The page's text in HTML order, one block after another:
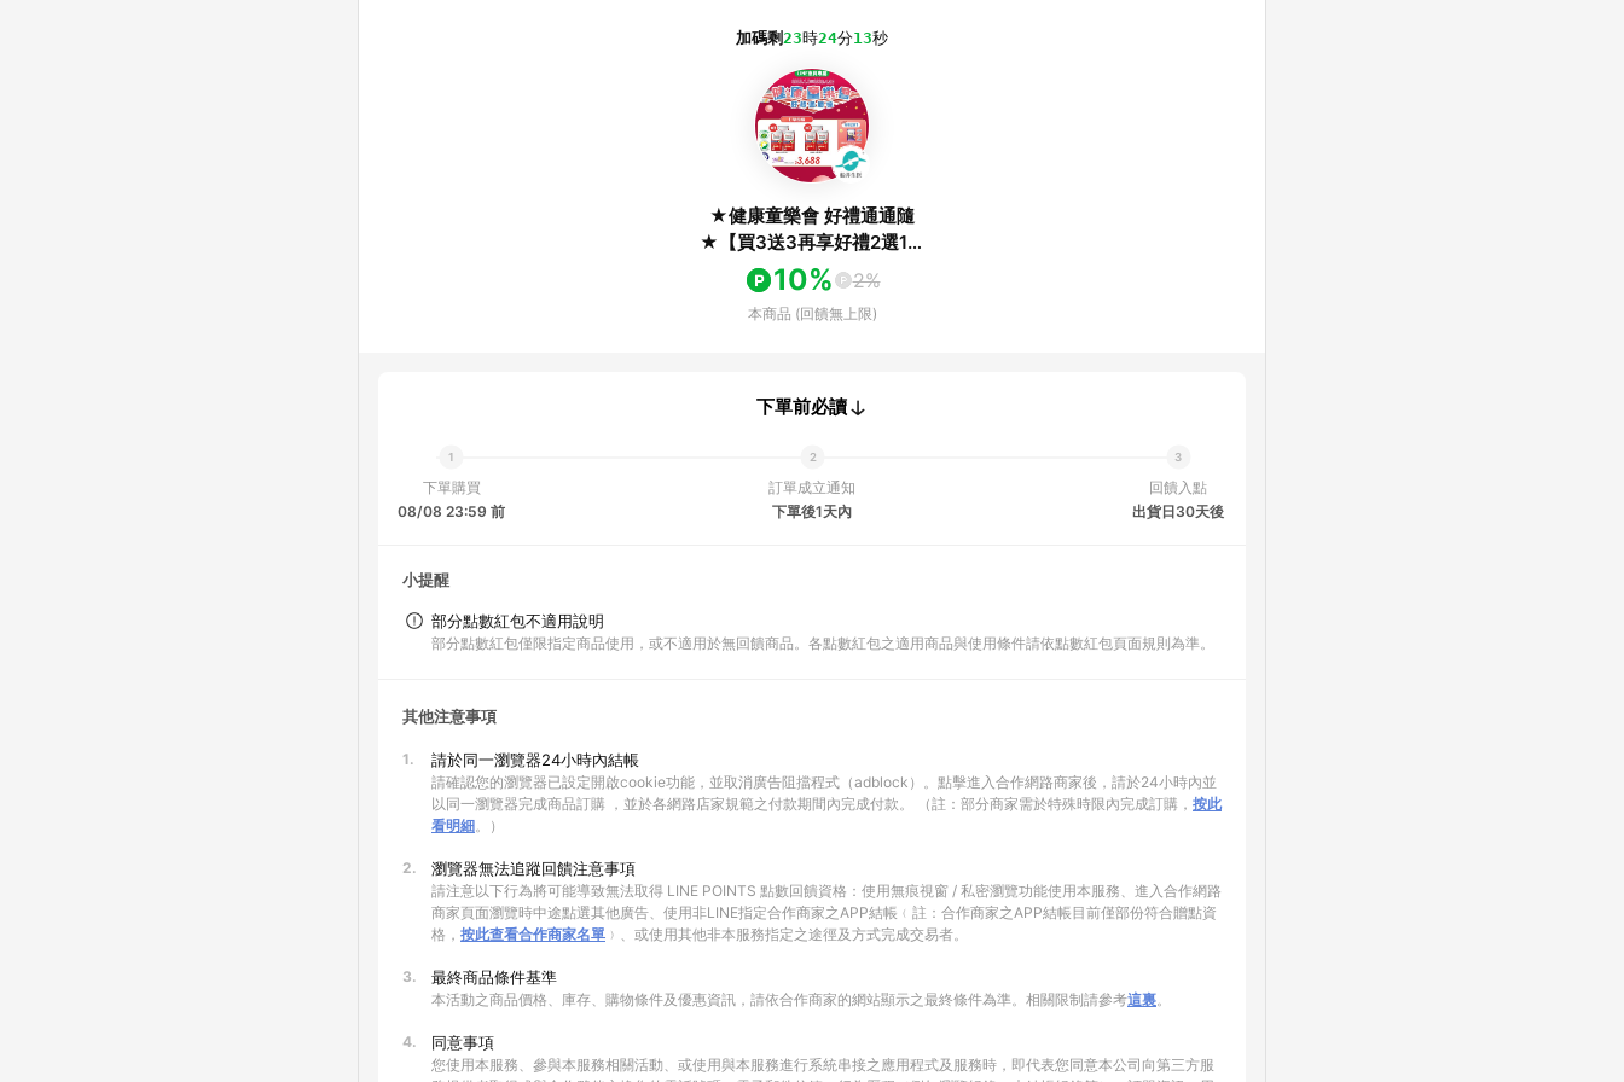
加碼剩23時24分13秒
★健康童樂會 好禮通通隨
★【買3送3再享好禮2選1】
船井®burner®倍熱®極纖錠
(共360顆)
10% 2%
本商品 (回饋無上限)
下單前必讀
下單購買
08/08 23:59 前
訂單成立通知
下單後1天內
回饋入點
出貨日30天後
小提醒
部分點數紅包不適用說明
部分點數紅包僅限指定商品使用，或不適用於無回饋商品。各點數紅包之適用商品與使用條件請依點數紅包頁面規則為準。
其他注意事項
1. 請於同一瀏覽器24小時內結帳
請確認您的瀏覽器已設定開啟cookie功能，並取消廣告阻擋程式（adblock）。點擊進入合作網路商家後，請於24小時內並
以同一瀏覽器完成商品訂購 ，並於各網路店家規範之付款期間內完成付款。 （註：部分商家需於特殊時限內完成訂購， 按此
看明細。）
2. 瀏覽器無法追蹤回饋注意事項
請注意以下行為將可能導致無法取得 LINE POINTS 點數回饋資格：使用無痕視窗 / 私密瀏覽功能使用本服務、進入合作網路
商家頁面瀏覽時中途點選其他廣告、使用非LINE指定合作商家之APP結帳﹙註：合作商家之APP結帳目前僅部份符合贈點資
格， 按此查看合作商家名單 ﹚、或使用其他非本服務指定之途徑及方式完成交易者。
3. 最終商品條件基準
本活動之商品價格、庫存、購物條件及優惠資訊，請依合作商家的網站顯示之最終條件為準。相關限制請參考這裏。
4. 同意事項
您使用本服務、參與本服務相關活動、或使用與本服務進行系統串接之應用程式及服務時，即代表您同意本公司向第三方服